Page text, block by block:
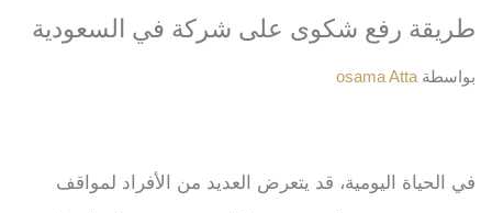
طريقة رفع شكوى على شركة في السعودية
بواسطة osama Atta
في الحياة اليومية، قد يتعرض العديد من الأفراد لمواقف